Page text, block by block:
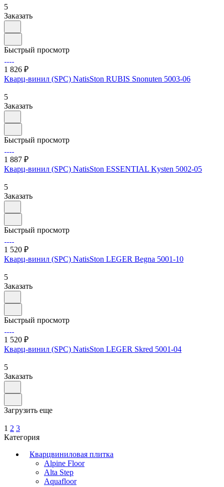
5
Заказать
Быстрый просмотр
1 826 ₽
Кварц-винил (SPC) NatisSton RUBIS Snonuten 5003-06
5
Заказать
Быстрый просмотр
1 887 ₽
Кварц-винил (SPC) NatisSton ESSENTIAL Kysten 5002-05
5
Заказать
Быстрый просмотр
1 520 ₽
Кварц-винил (SPC) NatisSton LEGER Begna 5001-10
5
Заказать
Быстрый просмотр
1 520 ₽
Кварц-винил (SPC) NatisSton LEGER Skred 5001-04
5
Заказать
Загрузить еще
1 2 3
Категория
Кварцвиниловая плитка
Alpine Floor
Alta Step
Aquafloor